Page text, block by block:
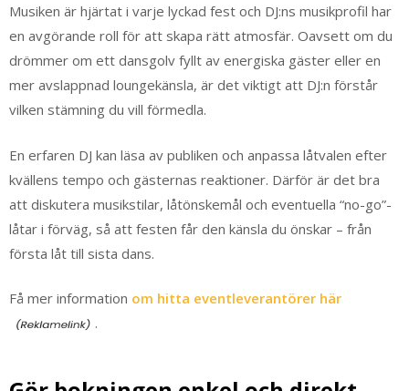
Musiken är hjärtat i varje lyckad fest och DJ:ns musikprofil har
en avgörande roll för att skapa rätt atmosfär. Oavsett om du
drömmer om ett dansgolv fyllt av energiska gäster eller en
mer avslappnad loungekänsla, är det viktigt att DJ:n förstår
vilken stämning du vill förmedla.
En erfaren DJ kan läsa av publiken och anpassa låtvalen efter
kvällens tempo och gästernas reaktioner. Därför är det bra
att diskutera musikstilar, låtönskemål och eventuella “no-go”-
låtar i förväg, så att festen får den känsla du önskar – från
första låt till sista dans.
Få mer information om hitta eventleverantörer här
.